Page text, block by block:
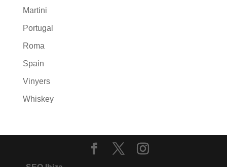
Martini
Portugal
Roma
Spain
Vinyers
Whiskey